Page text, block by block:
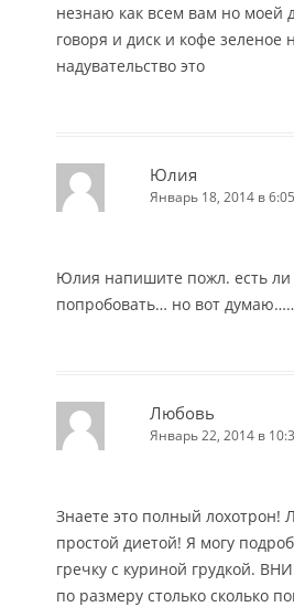
незнаю как всем вам но моей
говоря и диск и кофе зеленое
надувательство это
Юлия
Январь 18, 2014 в
Юлия напишите пожл. есть ли
попробовать… но вот
Любовь
Январь 22, 2014 в
Знаете это полный лохотрон!
простой диетой! Я могу
гречку с куриной грудкой.
по размеру столько сколько